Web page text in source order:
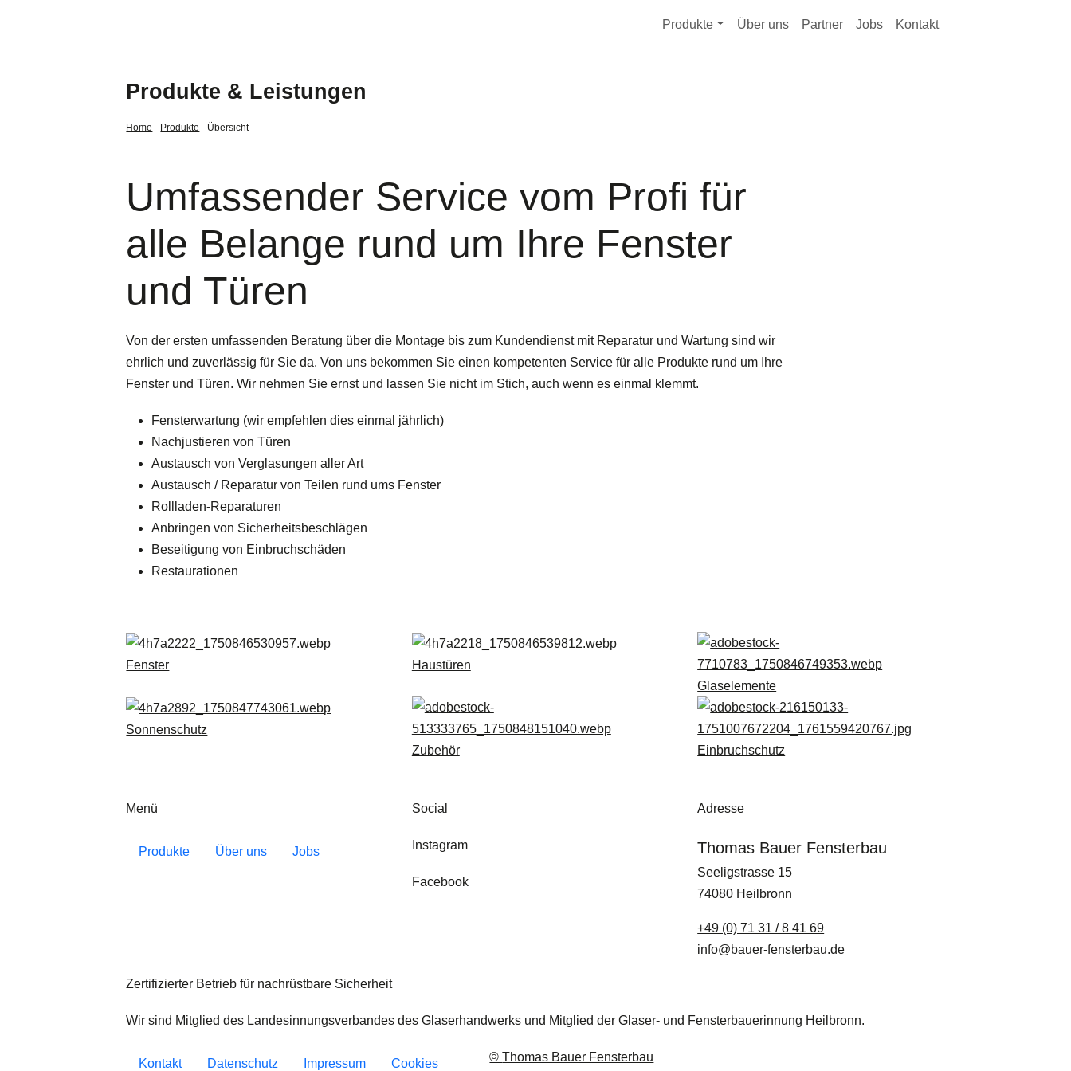
Produkte Über uns Partner Jobs Kontakt
Produkte & Leistungen
Home Produkte Übersicht
Umfassender Service vom Profi für
alle Belange rund um Ihre Fenster
und Türen
Von der ersten umfassenden Beratung über die Montage bis zum Kundendienst mit Reparatur und Wartung sind wir
ehrlich und zuverlässig für Sie da. Von uns bekommen Sie einen kompetenten Service für alle Produkte rund um Ihre
Fenster und Türen. Wir nehmen Sie ernst und lassen Sie nicht im Stich, auch wenn es einmal klemmt.
Fensterwartung (wir empfehlen dies einmal jährlich)
Nachjustieren von Türen
Austausch von Verglasungen aller Art
Austausch / Reparatur von Teilen rund ums Fenster
Rollladen-Reparaturen
Anbringen von Sicherheitsbeschlägen
Beseitigung von Einbruchschäden
Restaurationen
Fenster
Haustüren
Glaselemente
Sonnenschutz
Zubehör
Einbruchschutz
Menü
Produkte Über uns Jobs
Social
Instagram
Facebook
Adresse
Thomas Bauer Fensterbau
Seeligstrasse 15
74080 Heilbronn
+49 (0) 71 31 / 8 41 69
info@bauer-fensterbau.de
Zertifizierter Betrieb für nachrüstbare Sicherheit
Wir sind Mitglied des Landesinnungsverbandes des Glaserhandwerks und Mitglied der Glaser- und Fensterbauerinnung Heilbronn.
Kontakt Datenschutz Impressum Cookies ©Thomas Bauer Fensterbau